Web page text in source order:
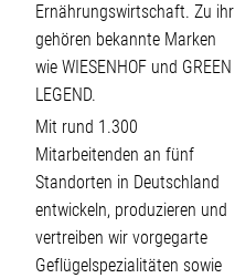
Ernährungswirtschaft. Zu ihr
gehören bekannte Marken
wie WIESENHOF und GREEN
LEGEND.
Mit rund 1.300
Mitarbeitenden an fünf
Standorten in Deutschland
entwickeln, produzieren und
vertreiben wir vorgegarte
Geflügelspezialitäten sowie